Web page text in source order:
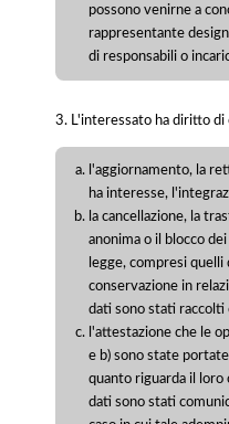
possono venirne a
rappresentante
di responsabili o
3. L'interessato ha diritto di
l'aggiornamento, la
ha interesse,
la cancellazione, la
anonima o il blocco
legge, compresi quelli
conservazione in
dati sono stati
l'attestazione che le
e b) sono state
quanto riguarda il loro
dati sono stati